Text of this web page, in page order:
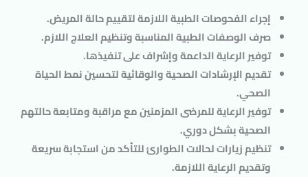
إجراء الفحوصات الطبية اللازمة لتقييم حالة المريض.
صرف الوصفات الطبية المناسبة وتنظيم العلاج اللازم.
توفير الرعاية الداعمة وإشراف على تنفيذها.
تقديم الإرشادات الصحية والوقائية لتحسين نمط الحياة
الصحي.
توفير الرعاية للمرضى المزمنين مع مراقبة ومتابعة حالتهم
الصحية بشكل دوري.
تنظيم زيارات لحالات الطوارئ للتأكد من استجابة سريعة
وتقديم الرعاية اللازمة.